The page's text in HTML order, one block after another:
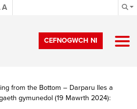
A
CEFNOGWCH NI
from the Bottom – Darparu lles a
gymunedol (19 Mawrth 2024):